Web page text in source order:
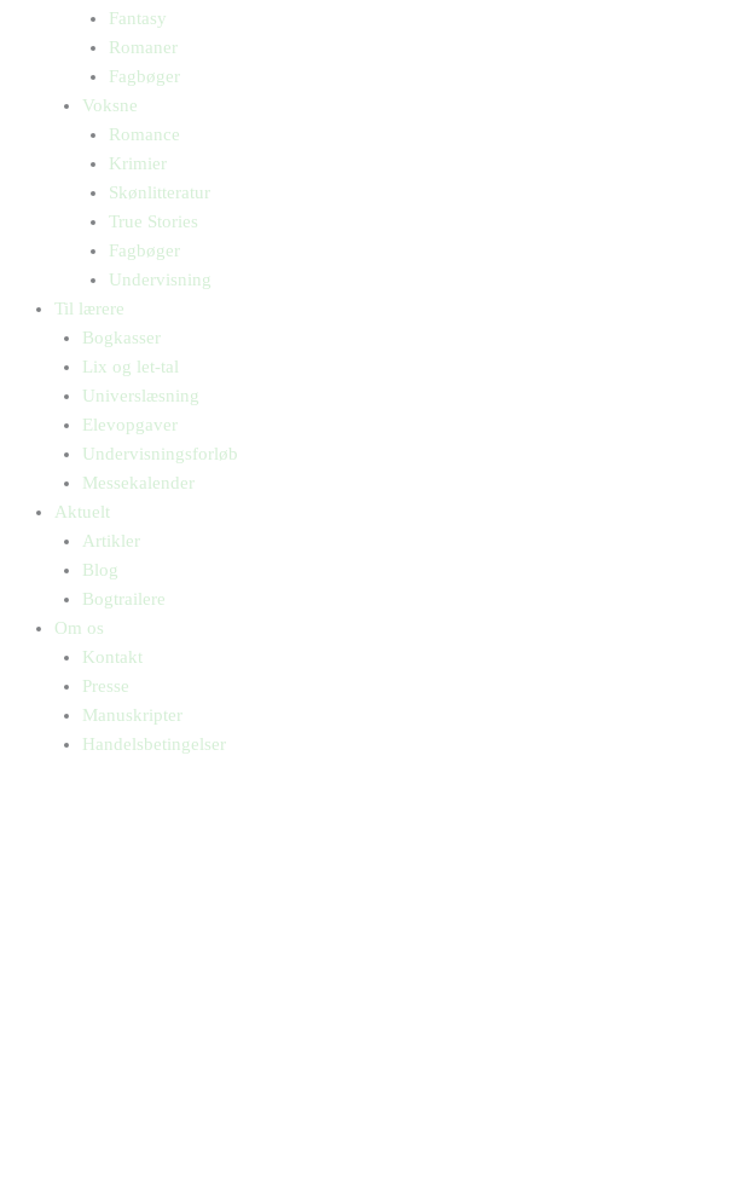
Fantasy
Romaner
Fagbøger
Voksne
Romance
Krimier
Skønlitteratur
True Stories
Fagbøger
Undervisning
Til lærere
Bogkasser
Lix og let-tal
Universlæsning
Elevopgaver
Undervisningsforløb
Messekalender
Aktuelt
Artikler
Blog
Bogtrailere
Om os
Kontakt
Presse
Manuskripter
Handelsbetingelser